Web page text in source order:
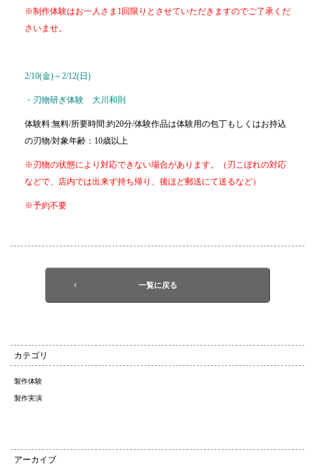
※制作体験はお一人さま1回限りとさせていただきますのでご了承くだ
さいませ。
2/10(金)～2/12(日)
・刃物研ぎ体験 大川和則
体験料:無料/所要時間:約20分/体験作品は体験用の包丁もしくはお持込
の刃物/対象年齢：10歳以上
※刃物の状態により対応できない場合があります。（刃こぼれの対応
などで、店内では出来ず持ち帰り、後ほど郵送にて送るなど）
※予約不要
一覧に戻る
カテゴリ
製作体験
製作実演
アーカイブ